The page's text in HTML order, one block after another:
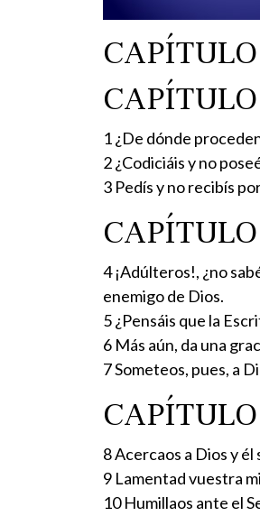
1 ¿De dónde
2 ¿Codiciáis y no
3 Pedís y no recibís
4 ¡Adúlteros!, ¿no
enemigo de Dios.
5 ¿Pensáis que la
6 Más aún, da una
7 Someteos, pues, a
8 Acercaos a Dios y
9 Lamentad vuestra
10 Humillaos ante el